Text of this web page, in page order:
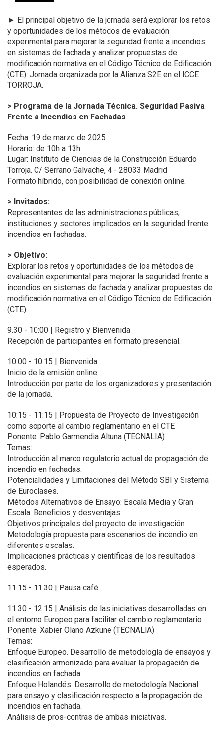
► El principal objetivo de la jornada será explorar los retos
y oportunidades de los métodos de evaluación
experimental para mejorar la seguridad frente a incendios
en sistemas de fachada y analizar propuestas de
modificación normativa en el Código Técnico de Edificación
(CTE). Jornada organizada por la Alianza S2E en el ICCE
TORROJA.
> Programa de la Jornada Técnica. Seguridad Pasiva
Frente a Incendios en Fachadas
Fecha: 19 de marzo de 2025
Horario: de 10h a 13h
Lugar: Instituto de Ciencias de la Construcción Eduardo
Torroja. C/ Serrano Galvache, 4 - 28033 Madrid
Formato híbrido, con posibilidad de conexión online.
> Invitados:
Representantes de las administraciones públicas,
instituciones y sectores implicados en la seguridad frente
incendios en fachadas.
> Objetivo:
Explorar los retos y oportunidades de los métodos de
evaluación experimental para mejorar la seguridad frente a
incendios en sistemas de fachada y analizar propuestas de
modificación normativa en el Código Técnico de Edificación
(CTE).
9.30 - 10:00 | Registro y Bienvenida
Recepción de participantes en formato presencial.
10:00 - 10.15 | Bienvenida
Inicio de la emisión online.
Introducción por parte de los organizadores y presentación
de la jornada.
10:15 - 11:15 | Propuesta de Proyecto de Investigación
como soporte al cambio reglamentario en el CTE
Ponente: Pablo Garmendia Altuna (TECNALIA)
Temas:
Introducción al marco regulatorio actual de propagación de
incendio en fachadas.
Potencialidades y Limitaciones del Método SBI y Sistema
de Euroclases.
Métodos Alternativos de Ensayo: Escala Media y Gran
Escala. Beneficios y desventajas.
Objetivos principales del proyecto de investigación.
Metodología propuesta para escenarios de incendio en
diferentes escalas.
Implicaciones prácticas y científicas de los resultados
esperados.
11:15 - 11:30 | Pausa café
11:30 - 12:15 | Análisis de las iniciativas desarrolladas en
el entorno Europeo para facilitar el cambio reglamentario
Ponente: Xabier Olano Azkune (TECNALIA)
Temas:
Enfoque Europeo. Desarrollo de metodología de ensayos y
clasificación armonizado para evaluar la propagación de
incendios en fachada.
Enfoque Holandés. Desarrollo de metodología Nacional
para ensayo y clasificación respecto a la propagación de
incendios en fachada.
Análisis de pros-contras de ambas iniciativas.